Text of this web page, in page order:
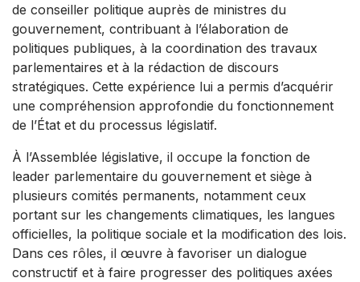
de conseiller politique auprès de ministres du
gouvernement, contribuant à l’élaboration de
politiques publiques, à la coordination des travaux
parlementaires et à la rédaction de discours
stratégiques. Cette expérience lui a permis d’acquérir
une compréhension approfondie du fonctionnement
de l’État et du processus législatif.
À l’Assemblée législative, il occupe la fonction de
leader parlementaire du gouvernement et siège à
plusieurs comités permanents, notamment ceux
portant sur les changements climatiques, les langues
officielles, la politique sociale et la modification des lois.
Dans ces rôles, il œuvre à favoriser un dialogue
constructif et à faire progresser des politiques axées